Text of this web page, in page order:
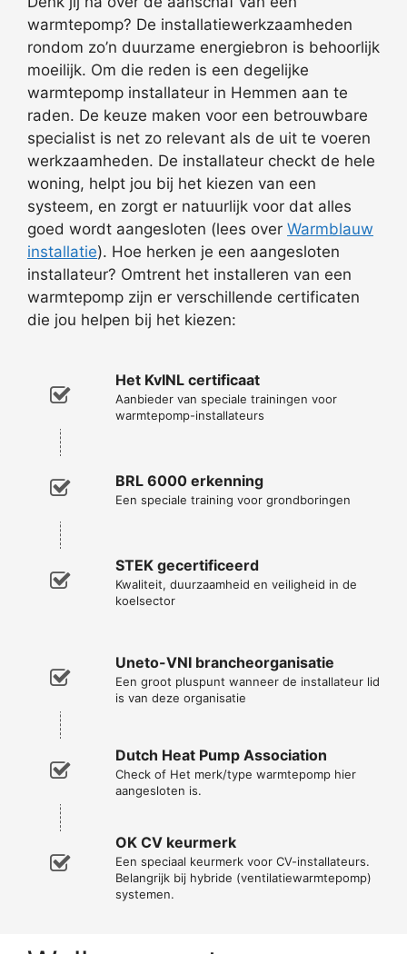
warmtepomp? De installatiewerkzaamheden
rondom zo’n duurzame energiebron is behoorlijk
moeilijk. Om die reden is een degelijke
warmtepomp installateur in Hemmen aan te
raden. De keuze maken voor een betrouwbare
specialist is net zo relevant als de uit te voeren
werkzaamheden. De installateur checkt de hele
woning, helpt jou bij het kiezen van een
systeem, en zorgt er natuurlijk voor dat alles
goed wordt aangesloten (lees over Warmblauw
installatie). Hoe herken je een aangesloten
installateur? Omtrent het installeren van een
warmtepomp zijn er verschillende certificaten
die jou helpen bij het kiezen:
Het KvINL certificaat
Aanbieder van speciale trainingen voor
warmtepomp-installateurs
BRL 6000 erkenning
Een speciale training voor grondboringen
STEK gecertificeerd
Kwaliteit, duurzaamheid en veiligheid in de
koelsector
Uneto-VNI brancheorganisatie
Een groot pluspunt wanneer de installateur lid
is van deze organisatie
Dutch Heat Pump Association
Check of Het merk/type warmtepomp hier
aangesloten is.
OK CV keurmerk
Een speciaal keurmerk voor CV-installateurs.
Belangrijk bij hybride (ventilatiewarmtepomp)
systemen.